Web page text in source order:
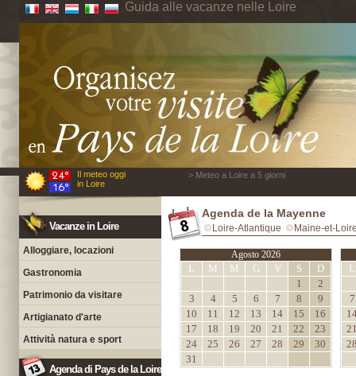
Guida alle vacanze nelle Loire
Il meteo oggi
in Loire
> Meteo a Loire a 5 giorni
Vacanze in Loire
Alloggiare, locazioni
Gastronomia
Patrimonio da visitare
Artigianato d'arte
Attività natura e sport
Agenda di Pays de la Loire
Agenda de la Mayenne
Loire-Atlantique Maine-et-
Agosto 2026
L M M G V S
D
1
2
3
4 5 6 7 8
9
10
11 12 13 14 15
16
17
18 19 20 21 22
23
24
25 26 27 28 29
30
31
L
7